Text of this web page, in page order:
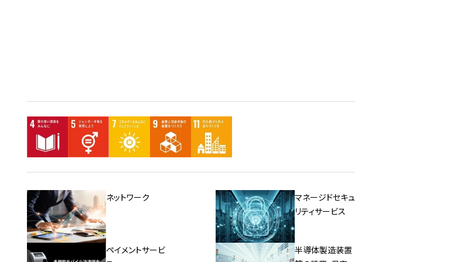
ネットワーク
マネージドセキュ
リティサービス
ペイメントサービ
半導体製造装置